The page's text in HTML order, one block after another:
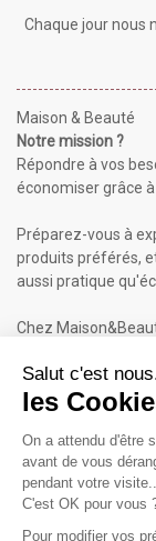
Chaque jour nous
Maison & Beauté
Notre mission ?
Répondre à vos
économiser grâce
Préparez-vous à
produits préférés,
aussi pratique
Chez
Maison & Beauté :
À propos de nous
Conditions
Plan du site
Contactez-nous